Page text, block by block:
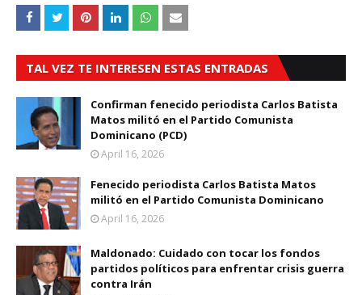
TAL VEZ TE INTERESEN ESTAS ENTRADAS
Confirman fenecido periodista Carlos Batista
Matos militó en el Partido Comunista
Dominicano (PCD)
April 16, 2026
Fenecido periodista Carlos Batista Matos
militó en el Partido Comunista Dominicano
April 16, 2026
Maldonado: Cuidado con tocar los fondos
partidos políticos para enfrentar crisis guerra
contra Irán